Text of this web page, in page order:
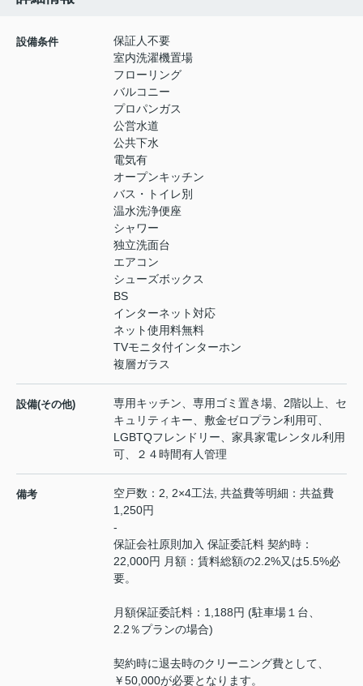
設備条件
保証人不要
室内洗濯機置場
フローリング
バルコニー
プロパンガス
公営水道
公共下水
電気有
オープンキッチン
バス・トイレ別
温水洗浄便座
シャワー
独立洗面台
エアコン
シューズボックス
BS
インターネット対応
ネット使用料無料
TVモニタ付インターホン
複層ガラス
設備(その他)
専用キッチン、専用ゴミ置き場、2階以上、セ
キュリティキー、敷金ゼロプラン利用可、
LGBTQフレンドリー、家具家電レンタル利用
可、２４時間有人管理
備考
空戸数：2, 2×4工法, 共益費等明細：共益費
1,250円
-
保証会社原則加入 保証委託料 契約時：
22,000円 月額：賃料総額の2.2%又は5.5%必
要。
月額保証委託料：1,188円 (駐車場１台、
2.2％プランの場合)
契約時に退去時のクリーニング費として、
￥50,000が必要となります。